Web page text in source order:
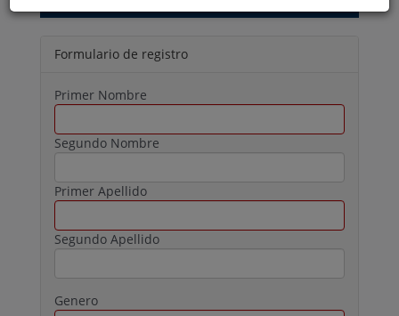
Formulario de registro
Primer Nombre
Segundo Nombre
Primer Apellido
Segundo Apellido
Genero